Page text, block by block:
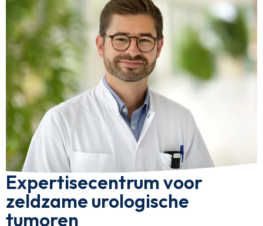
Expertisecentrum voor
zeldzame urologische
tumoren